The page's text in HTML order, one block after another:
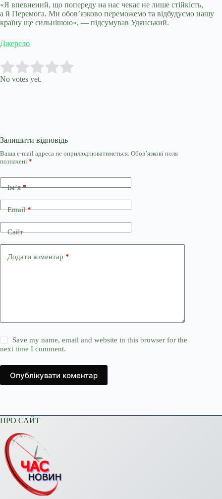
«Я впевнений, що попереду на нас чекає не лише стійкість,
а й Перемога. Ми обов’язково переможемо та відбудуємо нашу
країну ще сильнішою», — підсумував Удянський.
Джерело
Rate this item:
No votes yet.
Залишити відповідь
Ваша e-mail адреса не оприлюднюватиметься. Обов’язкові поля
позначені *
Ім’я*
Email*
Сайт
Додати коментар *
Save my name, email and website in this browser for the
next time I comment.
Опублікувати коментар
ПРО САЙТ